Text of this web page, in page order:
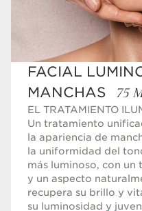
FACIAL
MANCHAS
75
EL TRATAMIENTO
Un tratamiento
la apariencia de
la uniformidad del
más luminoso, con un
y un aspecto
recupera su brillo y
su luminosidad y